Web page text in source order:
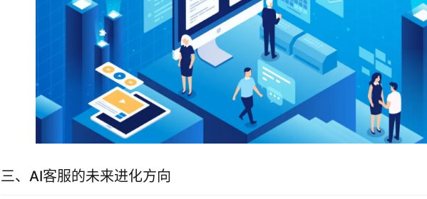
三、AI客服的未来进化方向